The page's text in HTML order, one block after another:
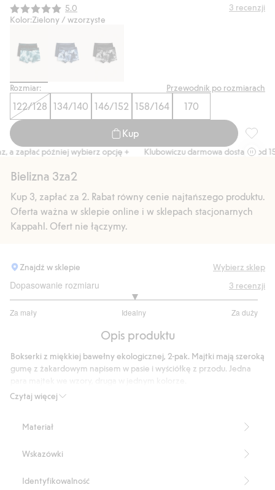
Średnia ocena:
5.0 3 recenzji
Kolor:Zielony / wzorzyste
Rozmiar: Przewodnik po rozmiarach
122/128 134/140 146/152 158/164 170
Kup
Majtki
zapłać później wybierz opcję + Klubowiczu darmowa dostawa od 150
Bielizna 3za2
Kup 3, zapłać za 2. Rabat równy cenie najtańszego produktu.
Oferta ważna w sklepie online i w sklepach stacjonarnych
Kappahl. Ofert nie łączymy.
Znajdź w sklepie Wybierz sklep
Dopasowanie rozmiaru
Za mały Idealny Za duży
na
3
głosów
3 recenzji
Opis produktu
Czytaj więcej
Bokserki z miękkiej bawełny ekologicznej, 2-pak. Majtki mają szeroką
gumę z żakardowym napisem w pasie i wyściółkę z przodu. Jedna
Numer artykułu
Materiał
Wskazówki
Identyfikowalność